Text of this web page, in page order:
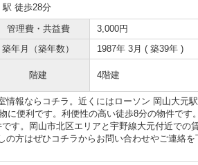
駅 徒歩28分
管理費・共益費
3,000円
築年月（築年数） 1987年 3月 ( 築39年 )
階建 4階建
情報ならコチラ。近くにはローソン 岡山大元
に便利です。利便性の高い徒歩8分の物件です
す。岡山市北区エリアと宇野線大元付近での
の方はぜひコチラからお問い合わせやご連絡を